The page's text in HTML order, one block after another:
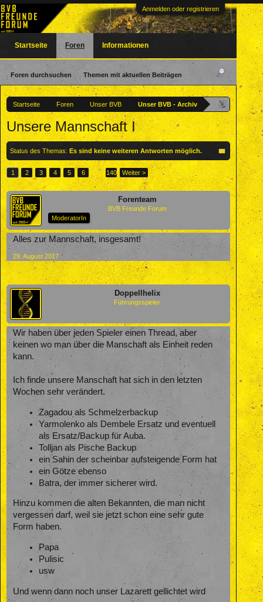
Anmelden oder registrieren
Startseite Foren Unser BVB Unser BVB - Archiv
Unsere Mannschaft I
Status des Themas: Es sind keine weiteren Antworten möglich.
1 2 3 4 5 6 → 140 Weiter >
Forenteam
BVB Freunde Forum
ModeratorIn
Alles zur Mannschaft, insgesamt!
29. August 2017
Doppellhelix
Führungsspieler
Wir haben über jeden Spieler einen Thread, aber
keinen wo man über die Manschaft als Einheit reden
kann.
Ich finde unsere Manschaft hat sich in den letzten
Wochen sehr verändert.
Zagadou als Schmelzerbackup
Yarmolenko als Dembele Ersatz und eventuell
als Ersatz/Backup für Auba.
Tolljan als Pische Backup
ein Sahin der scheinbar aufsteigende Form hat
ein Götze ebenso
Batra, der immer sicherer wird.
Hinzu kommen die alten Bekannten, die man nicht
vergessen darf, weil sie jetzt schon eine sehr gute
Form haben.
Papa
Pulisic
usw
Und wenn dann noch unser Lazarett gellichtet wird
Startseite Foren
Foren durchsuchen Themen mit aktuellen Beiträgen
Informationen